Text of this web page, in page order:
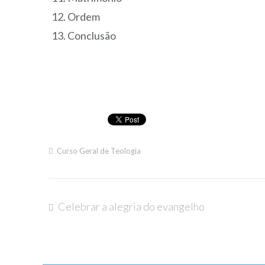
Ordem
Conclusão
Curso Geral de Teologia
Navegação
Celebrar a alegria do evangelho